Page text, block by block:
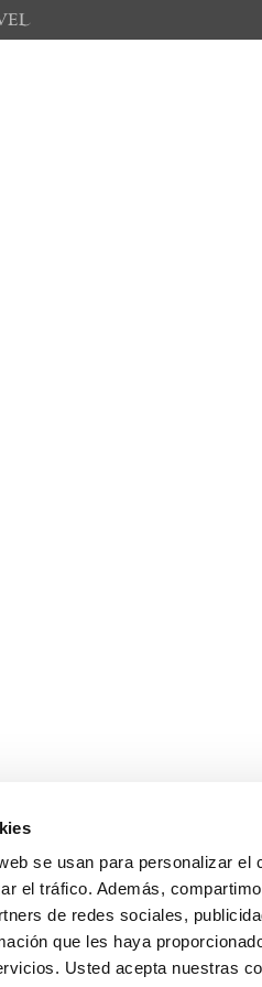
se usan para personalizar
el tráfico. Además,
de redes sociales,
que les haya
Usted acepta nuestras